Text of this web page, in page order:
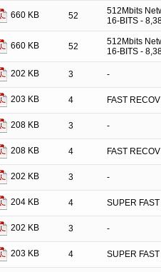
660 KB 52
512Mbits
16-BITS -
660 KB 52
512Mbits
16-BITS -
202 KB 3 -
203 KB 4 FAST
208 KB 3 -
208 KB 4 FAST
202 KB 3 -
204 KB 4 SUPER
202 KB 3 -
203 KB 4 SUPER